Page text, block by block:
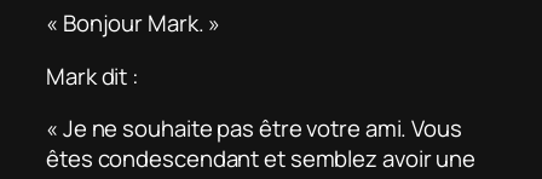
« Bonjour Mark. »
Mark dit :
« Je ne souhaite pas être votre ami. Vous
êtes condescendant et semblez avoir une